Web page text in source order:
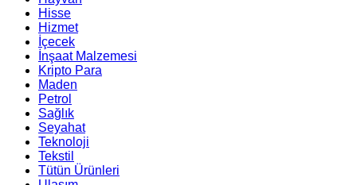
Hisse
Hizmet
İçecek
İnşaat Malzemesi
Kripto Para
Maden
Petrol
Sağlık
Seyahat
Teknoloji
Tekstil
Tütün Ürünleri